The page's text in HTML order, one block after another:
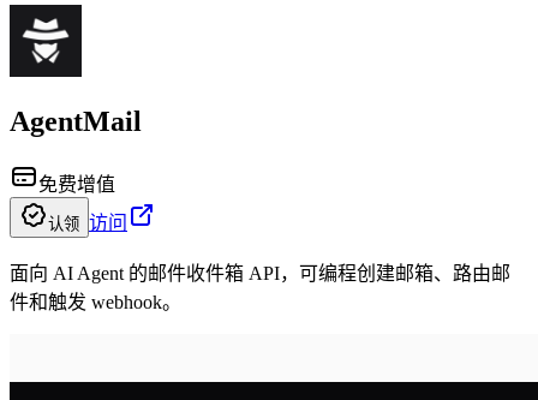
AgentMail
免费增值
认领 访问
面向 AI Agent 的邮件收件箱 API，可编程创建邮箱、路由邮
件和触发 webhook。